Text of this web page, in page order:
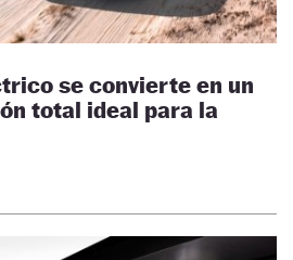
se convierte en un
total ideal para la